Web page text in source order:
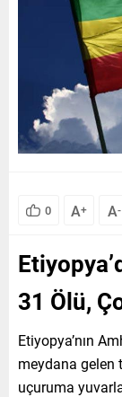
0 A+ A-
31 Ölü,
Etiyopya’nın
meydana gelen
uçuruma